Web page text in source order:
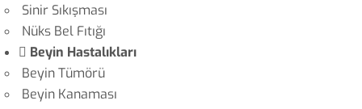
Sinir Sıkışması
Nüks Bel Fıtığı
Beyin Hastalıkları
Beyin Tümörü
Beyin Kanaması